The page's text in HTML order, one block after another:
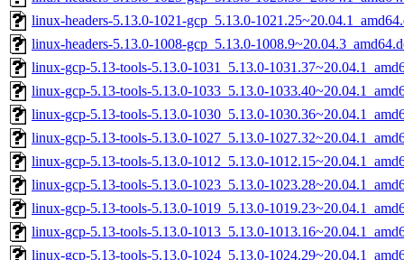
linux-headers-5.13.0-1021-gcp_5.13.0-
linux-headers-5.13.0-1008-gcp_5.13.0-
linux-gcp-5.13-tools-5.13.0-1031_5.13.0-
linux-gcp-5.13-tools-5.13.0-1033_5.13.0-
linux-gcp-5.13-tools-5.13.0-1030_5.13.0-
linux-gcp-5.13-tools-5.13.0-1027_5.13.0-
linux-gcp-5.13-tools-5.13.0-1012_5.13.0-
linux-gcp-5.13-tools-5.13.0-1023_5.13.0-
linux-gcp-5.13-tools-5.13.0-1019_5.13.0-
linux-gcp-5.13-tools-5.13.0-1013_5.13.0-
linux-gcp-5.13-tools-5.13.0-1024_5.13.0-